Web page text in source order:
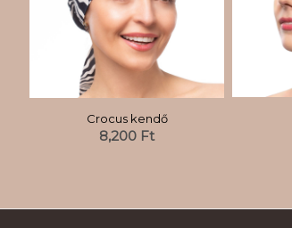
Crocus kendő
8,200 Ft